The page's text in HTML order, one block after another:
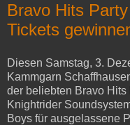
Bravo Hits
Tickets
Diesen Samstag, 3.
Kammgarn
der beliebten Bravo
Knightrider
Boys für ausgelassene